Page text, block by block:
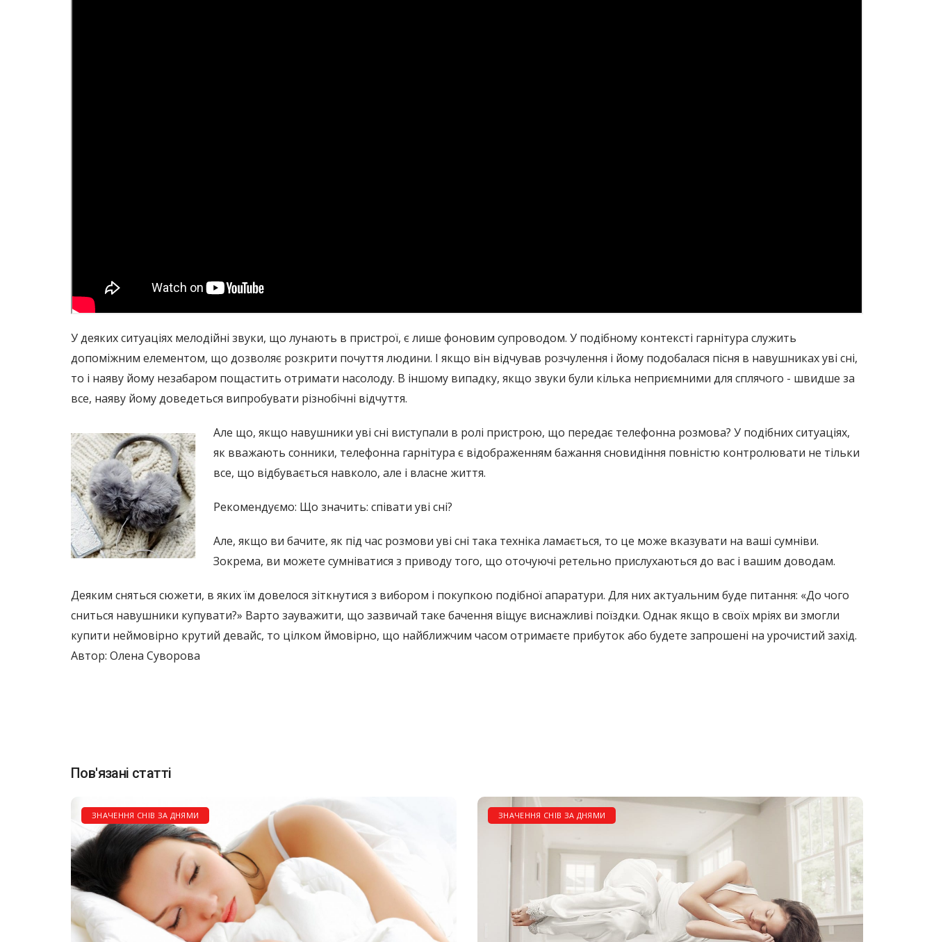
У деяких ситуаціях мелодійні звуки, що лунають в пристрої, є лише фоновим супроводом. У подібному контексті гарнітура служить
допоміжним елементом, що дозволяє розкрити почуття людини. І якщо він відчував розчулення і йому подобалася пісня в навушниках уві сні,
то і наяву йому незабаром пощастить отримати насолоду. В іншому випадку, якщо звуки були кілька неприємними для сплячого - швидше за
все, наяву йому доведеться випробувати різнобічні відчуття.
Але що, якщо навушники уві сні виступали в ролі пристрою, що передає телефонна розмова? У подібних ситуаціях,
як вважають сонники, телефонна гарнітура є відображенням бажання сновидіння повністю контролювати не тільки
все, що відбувається навколо, але і власне життя.
Рекомендуємо: Що значить: співати уві сні?
Але, якщо ви бачите, як під час розмови уві сні така техніка ламається, то це може вказувати на ваші сумніви.
Зокрема, ви можете сумніватися з приводу того, що оточуючі ретельно прислухаються до вас і вашим доводам.
Деяким сняться сюжети, в яких їм довелося зіткнутися з вибором і покупкою подібної апаратури. Для них актуальним буде питання: «До чого
сниться навушники купувати?» Варто зауважити, що зазвичай таке бачення віщує виснажливі поїздки. Однак якщо в своїх мріях ви змогли
купити неймовірно крутий девайс, то цілком ймовірно, що найближчим часом отримаєте прибуток або будете запрошені на урочистий захід.
Автор: Олена Суворова
Пов'язані статті
ЗНАЧЕННЯ СНІВ ЗА ДНЯМИ ЗНАЧЕННЯ СНІВ ЗА ДНЯМИ